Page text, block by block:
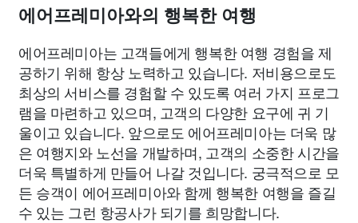
에어프레미아와의 행복한 여행
에어프레미아는 고객들에게 행복한 여행 경험을 제
공하기 위해 항상 노력하고 있습니다. 저비용으로도
최상의 서비스를 경험할 수 있도록 여러 가지 프로그
램을 마련하고 있으며, 고객의 다양한 요구에 귀 기
울이고 있습니다. 앞으로도 에어프레미아는 더욱 많
은 여행지와 노선을 개발하며, 고객의 소중한 시간을
더욱 특별하게 만들어 나갈 것입니다. 궁극적으로 모
든 승객이 에어프레미아와 함께 행복한 여행을 즐길
수 있는 그런 항공사가 되기를 희망합니다.